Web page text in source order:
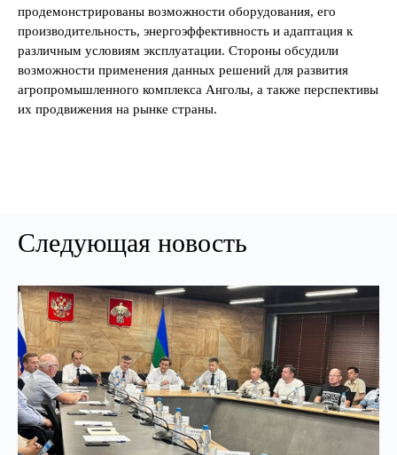
продемонстрированы возможности оборудования, его
производительность, энергоэффективность и адаптация к
различным условиям эксплуатации. Стороны обсудили
возможности применения данных решений для развития
агропромышленного комплекса Анголы, а также перспективы
их продвижения на рынке страны.
Следующая новость